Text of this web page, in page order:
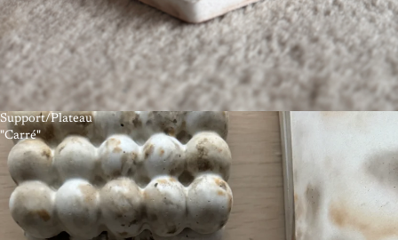
Support/Plateau
"Carré"